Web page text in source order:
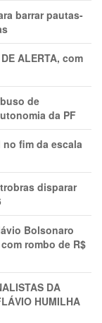
barrar pautas-
ALERTA, com
de
da PF
fim da escala
disparar
Bolsonaro
rombo de R$
DA
HUMILHA